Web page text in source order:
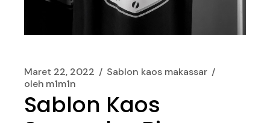
Maret 22, 2022
Sablon kaos makassar
oleh m1m1n
Sablon Kaos